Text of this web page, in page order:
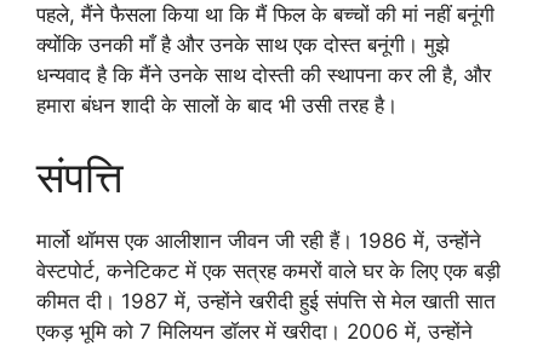
पहले, मैंने फैसला किया था कि मैं फिल के बच्चों की मां नहीं बनूंगी
क्योंकि उनकी माँ है और उनके साथ एक दोस्त बनूंगी। मुझे
धन्यवाद है कि मैंने उनके साथ दोस्ती की स्थापना कर ली है, और
हमारा बंधन शादी के सालों के बाद भी उसी तरह है।
संपत्ति
मार्लो थॉमस एक आलीशान जीवन जी रही हैं। 1986 में, उन्होंने
वेस्टपोर्ट, कनेटिकट में एक सत्रह कमरों वाले घर के लिए एक बड़ी
कीमत दी। 1987 में, उन्होंने खरीदी हुई संपत्ति से मेल खाती सात
एकड़ भूमि को 7 मिलियन डॉलर में खरीदा। 2006 में, उन्होंने